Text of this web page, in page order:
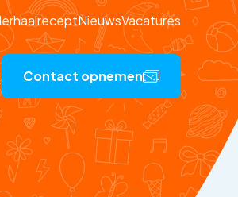
NieuwsVacatures
Contact opnemen